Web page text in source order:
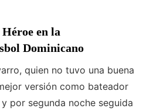
en la
Dominicano
quien no tuvo una buena
versión como bateador
por segunda noche seguida